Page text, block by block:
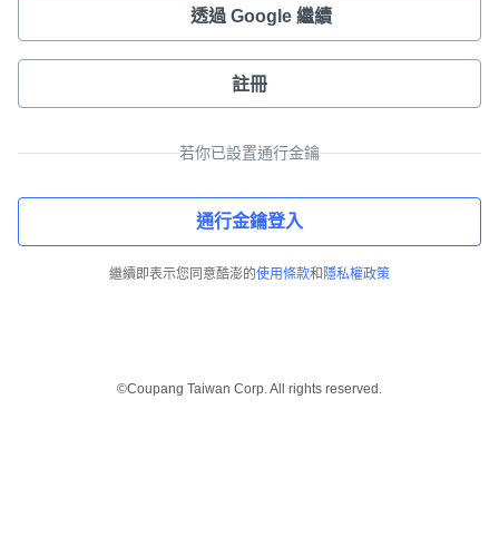
透過 Google 繼續
註冊
若你已設置通行金鑰
通行金鑰登入
繼續即表示您同意酷澎的使用條款和 隱私權政策
©Coupang Taiwan Corp. All rights reserved.